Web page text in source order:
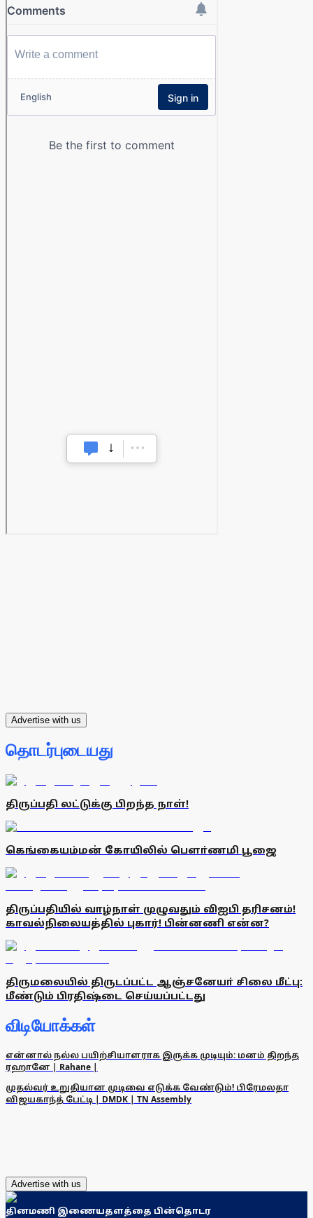
Advertise with us
தொடர்புடையது
திருப்பதி லட்டுக்கு பிறந்த நாள்!
கெங்கையம்மன் கோயிலில் பெளா்ணமி பூஜை
திருப்பதியில் வாழ்நாள் முழுவதும் விஐபி தரிசனம்!
காவல்நிலையத்தில் புகார்! பின்னணி என்ன?
திருமலையில் திருடப்பட்ட ஆஞ்சனேயா் சிலை மீட்பு:
மீண்டும் பிரதிஷ்டை செய்யப்பட்டது
விடியோக்கள்
என்னால் நல்ல பயிற்சியாளராக இருக்க முடியும்: மனம் திறந்த
ரஹானே | Rahane |
முதல்வர் உறுதியான முடிவை எடுக்க வேண்டும்! பிரேமலதா
விஜயகாந்த் பேட்டி | DMDK | TN Assembly
Advertise with us
தினமணி இணையதளத்தை பின்தொடர